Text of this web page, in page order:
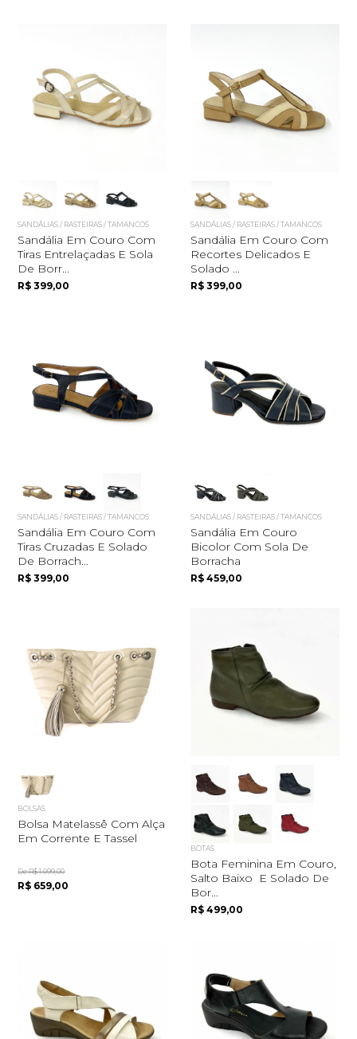
SANDÁLIAS / RASTEIRAS / TAMANCOS
Sandália Em Couro Com
Tiras Entrelaçadas E Sola
De Borr...
R$ 399,00
SANDÁLIAS / RASTEIRAS / TAMANCOS
Sandália Em Couro Com
Recortes Delicados E
Solado ...
R$ 399,00
SANDÁLIAS / RASTEIRAS / TAMANCOS
Sandália Em Couro Com
Tiras Cruzadas E Solado
De Borrach...
R$ 399,00
SANDÁLIAS / RASTEIRAS / TAMANCOS
Sandália Em Couro
Bicolor Com Sola De
Borracha
R$ 459,00
BOLSAS
Bolsa Matelassê Com Alça
Em Corrente E Tassel
De R$ 1.099,00
R$ 659,00
BOTAS
Bota Feminina Em Couro,
Salto Baixo E Solado De
Bor...
R$ 499,00